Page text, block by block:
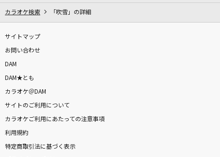
カラオケ検索 「吹雪」の詳細
サイトマップ
お問い合わせ
DAM
DAM★とも
カラオケ＠DAM
サイトのご利用について
カラオケご利用にあたっての注意事項
利用規約
特定商取引法に基づく表示